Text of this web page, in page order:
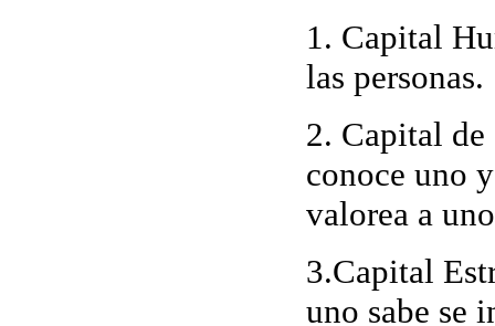
1. Capital
las personas.
2. Capital
conoce uno
valorea a
3.Capital
uno sabe se